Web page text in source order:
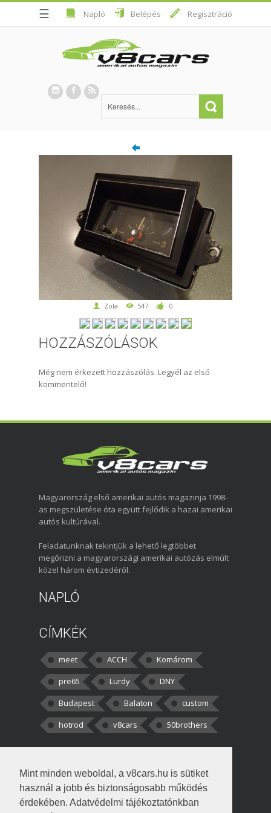
Mint minden weboldal, a v8cars.hu is sütiket
használ a jobb és biztonságosabb működés
érdekében. Adatvédelmi tájékoztatónkban
☰ Napló Belépés Regisztráció
Zola 547 0
HOZZÁSZÓLÁSOK
Még nem érkezett hozzászólás. Legyél az első
kommentelő!
Magyarország első amerikai autós magazinja 1998-
as megszületése óta együtt fejlődik a hazai amerikai
autós kultúrával.
Feladatunknak tekintjük a lehető legtöbbet
megőrizni a magyarországi amerikai autózás elmúlt
közel három évtizedéről.
NAPLÓ
CÍMKÉK
meet ACCH
Komárom
pre65
Lurdy
DNY
Budapest
Balaton
custom
hotrod
v8cars 50brothers
kortisz:Elszúrtam! Én csak két
darabbaal számoltam. Nem tudtam, hogy fél autót,